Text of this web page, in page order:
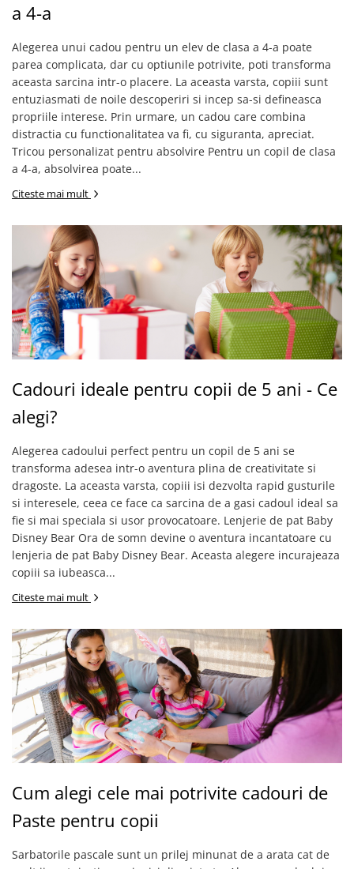
a 4-a
Alegerea unui cadou pentru un elev de clasa a 4-a poate
parea complicata, dar cu optiunile potrivite, poti transforma
aceasta sarcina intr-o placere. La aceasta varsta, copiii sunt
entuziasmati de noile descoperiri si incep sa-si defineasca
propriile interese. Prin urmare, un cadou care combina
distractia cu functionalitatea va fi, cu siguranta, apreciat.
Tricou personalizat pentru absolvire Pentru un copil de clasa
a 4-a, absolvirea poate...
Citeste mai mult
Cadouri ideale pentru copii de 5 ani - Ce
alegi?
Alegerea cadoului perfect pentru un copil de 5 ani se
transforma adesea intr-o aventura plina de creativitate si
dragoste. La aceasta varsta, copiii isi dezvolta rapid gusturile
si interesele, ceea ce face ca sarcina de a gasi cadoul ideal sa
fie si mai speciala si usor provocatoare. Lenjerie de pat Baby
Disney Bear Ora de somn devine o aventura incantatoare cu
lenjeria de pat Baby Disney Bear. Aceasta alegere incurajeaza
copiii sa iubeasca...
Citeste mai mult
Cum alegi cele mai potrivite cadouri de
Paste pentru copii
Sarbatorile pascale sunt un prilej minunat de a arata cat de